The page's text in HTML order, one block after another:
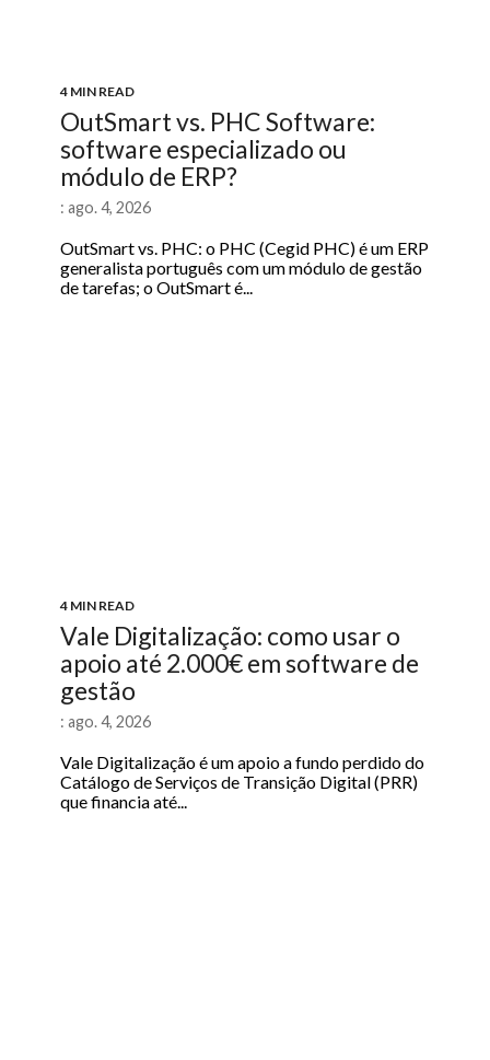
4 MIN READ
OutSmart vs. PHC Software:
software especializado ou
módulo de ERP?
: ago. 4, 2026
OutSmart vs. PHC: o PHC (Cegid PHC) é um ERP
generalista português com um módulo de gestão
de tarefas; o OutSmart é...
4 MIN READ
Vale Digitalização: como usar o
apoio até 2.000€ em software de
gestão
: ago. 4, 2026
Vale Digitalização é um apoio a fundo perdido do
Catálogo de Serviços de Transição Digital (PRR)
que financia até...